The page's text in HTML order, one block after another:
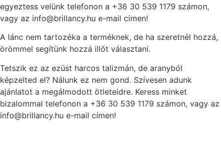
egyeztess velünk telefonon a +36 30 539 1179 számon,
vagy az info@brillancy.hu e-mail címen!
A lánc nem tartozéka a terméknek, de ha szeretnél hozzá,
örömmel segítünk hozzá illőt választani.
Tetszik ez az ezüst harcos talizmán, de aranyból
képzelted el? Nálunk ez nem gond. Szívesen adunk
ajánlatot a megálmodott ötleteidre. Keress minket
bizalommal telefonon a +36 30 539 1179 számon, vagy az
info@brillancy.hu e-mail címen!